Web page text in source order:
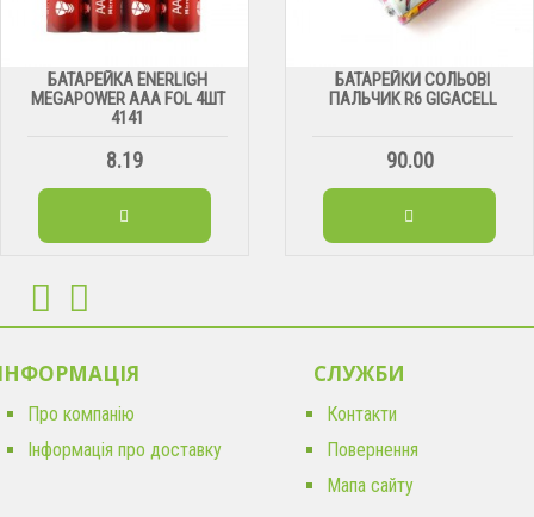
БАТАРЕЙКА ENERLIGH
MEGAPOWER ААА FOL 4ШТ
4141
8.19
БАТАРЕЙКИ СОЛЬОВІ
ПАЛЬЧИК R6 GIGACELL
90.00
Про компанію
Інформація про доставку
CЛУЖБИ
Контакти
Повернення
Мапа сайту